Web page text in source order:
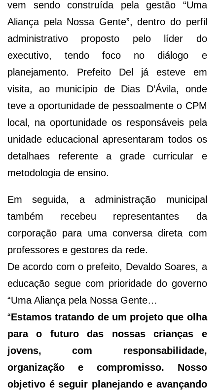
vem sendo construída pela gestão “Uma
Aliança pela Nossa Gente”, dentro do perfil
administrativo proposto pelo líder do
executivo, tendo foco no diálogo e
planejamento. Prefeito Del já esteve em
visita, ao município de Dias D’Ávila, onde
teve a oportunidade de pessoalmente o CPM
local, na oportunidade os responsáveis pela
unidade educacional apresentaram todos os
detalhaes referente a grade curricular e
metodologia de ensino.
Em seguida, a administração municipal
também recebeu representantes da
corporação para uma conversa direta com
professores e gestores da rede.
De acordo com o prefeito, Devaldo Soares, a
educação segue com prioridade do governo
“Uma Aliança pela Nossa Gente…
“Estamos tratando de um projeto que olha
para o futuro das nossas crianças e
jovens, com responsabilidade,
organização e compromisso. Nosso
objetivo é seguir planejando e avançando